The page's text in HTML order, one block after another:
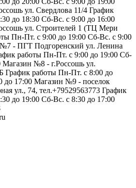
ул. Свердлова 11/4 График
до 18:30 Сб-Вс. с 9:00 до 16:00
ул. Строителей 1 (ТЦ Мери
Пн-Пт. с 9:00 до 19:00 Сб-Вс. с 9:00
- ПГТ Подгоренский ул. Ленина
работы Пн-Пт. с 9:00 до 19:00 Сб-
Магазин №8 - г.Россошь ул.
График работы Пн-Пт. с 8:00 до
до 17:00 Магазин №9 - поселок
ул., 74, тел.+79529563773 График
до 19:00 Сб-Вс. с 8:30 до 17:00